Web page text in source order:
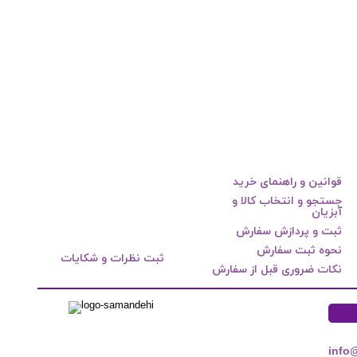
قوانین و راهنمای خرید
جستجو و انتخاب کالا و
آبزیان
ثبت و پردازش سفارش
نحوه ثبت سفارش
نکات ضروری قبل از سفارش
ثبت نظرات و شکایات